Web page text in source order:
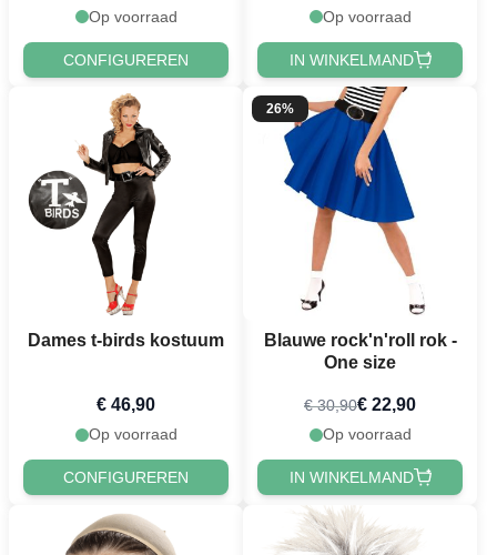
Op voorraad
CONFIGUREREN
Op voorraad
IN WINKELMAND
Dames t-birds kostuum
€ 46,90
Op voorraad
CONFIGUREREN
26%
Blauwe rock'n'roll rok -
One size
€ 30,90€ 22,90
Op voorraad
IN WINKELMAND